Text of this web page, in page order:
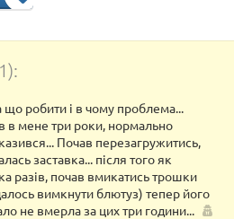
робити і в чому проблема...
в мене три роки, нормально
Почав перезагружитись,
заставка... після того як
разів, почав вмикатись трошки
вимкнути блютуз) тепер його
не вмерла за цих три години...